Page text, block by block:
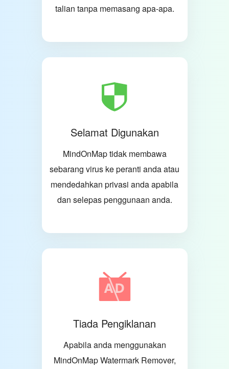
talian tanpa memasang apa-apa.
Selamat Digunakan
MindOnMap tidak membawa
sebarang virus ke peranti anda atau
mendedahkan privasi anda apabila
dan selepas penggunaan anda.
Tiada Pengiklanan
Apabila anda menggunakan
MindOnMap Watermark Remover,